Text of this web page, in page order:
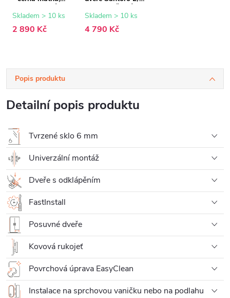
transparentní sklo
- 90x195 cm
Skladem > 10 ks
2 890 Kč
- 6 mm - černá
matná,
transparentní sklo
- 100x195 cm
Skladem > 10 ks
4 790 Kč
Popis produktu
Detailní popis produktu
Tvrzené sklo 6 mm
Univerzální montáž
Dveře s odklápěním
FastInstall
Posuvné dveře
Kovová rukojeť
Povrchová úprava EasyClean
Instalace na sprchovou vaničku nebo na podlahu